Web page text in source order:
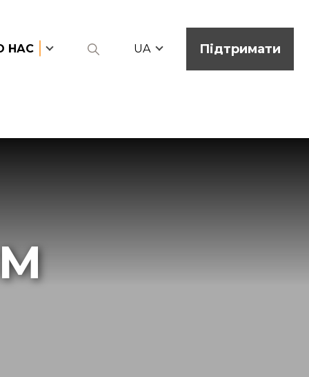
НАС UA Підтримати